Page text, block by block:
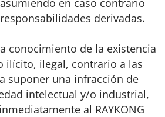
en caso contrario
derivadas.
conocimiento de la existencia
ilícito, ilegal, contrario a las
suponer una infracción de
intelectual y/o industrial,
al RAYKONG